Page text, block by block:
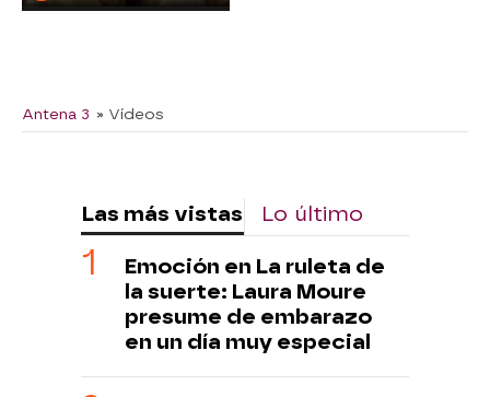
Antena 3 » Vídeos
Las más vistas Lo último
Emoción en La ruleta de
la suerte: Laura Moure
presume de embarazo
en un día muy especial